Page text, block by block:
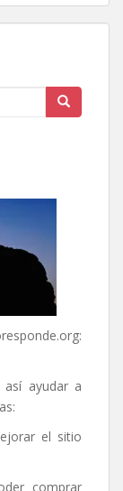
:
ayudar a
el sitio
comprar